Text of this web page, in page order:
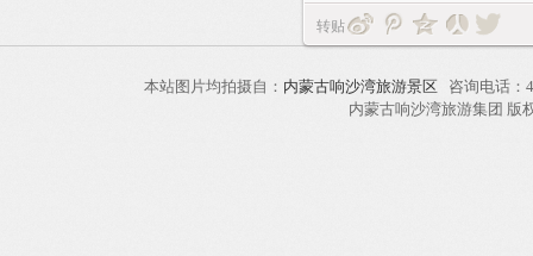
转贴
本站图片均拍摄自： 内蒙古响沙湾旅游景区 咨询电话
内蒙古响沙湾旅游集团